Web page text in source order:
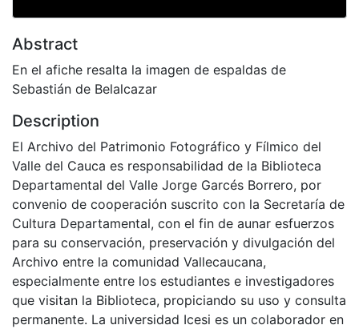
Abstract
En el afiche resalta la imagen de espaldas de
Sebastián de Belalcazar
Description
El Archivo del Patrimonio Fotográfico y Fílmico del
Valle del Cauca es responsabilidad de la Biblioteca
Departamental del Valle Jorge Garcés Borrero, por
convenio de cooperación suscrito con la Secretaría de
Cultura Departamental, con el fin de aunar esfuerzos
para su conservación, preservación y divulgación del
Archivo entre la comunidad Vallecaucana,
especialmente entre los estudiantes e investigadores
que visitan la Biblioteca, propiciando su uso y consulta
permanente. La universidad Icesi es un colaborador en